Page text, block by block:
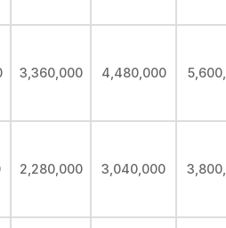
3,360,000 4,480,000
2,280,000 3,040,000